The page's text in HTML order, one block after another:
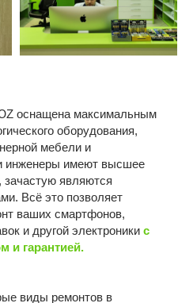
оснащена максимальным
оборудования,
мебели и
инженеры имеют высшее
зачастую являются
Всё это позволяет
ваших смартфонов,
и другой электроники с
и гарантией.
виды ремонтов в